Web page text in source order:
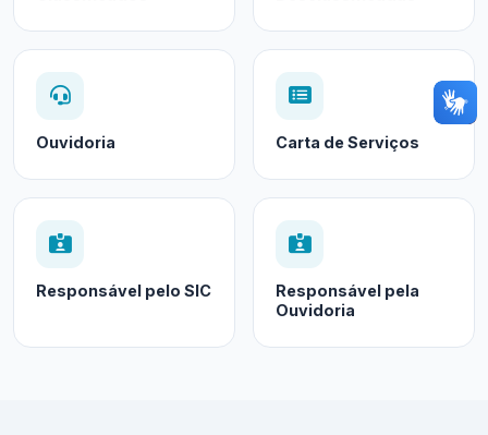
Ouvidoria Carta de Serviços
Responsável pelo SIC
Responsável pela
Ouvidoria